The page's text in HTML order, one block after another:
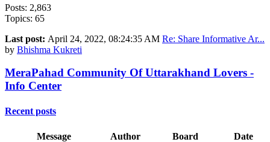
Posts: 2,863
Topics: 65
Last post: April 24, 2022, 08:24:35 AM Re: Share Informative Ar...
by Bhishma Kukreti
MeraPahad Community Of Uttarakhand Lovers -
Info Center
Recent posts
Message Author Board Date